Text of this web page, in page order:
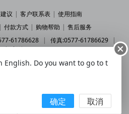
议 | 客户联系表 | 使用指南
| 付款方式 | 购物帮助 | 售后服务
61786628 | 传真:0577-61786629
|
| 邮箱:2227202078@qq.com
All Rights Reserved.
威气动有限公司
English. Do you want to go to t
确定 取消